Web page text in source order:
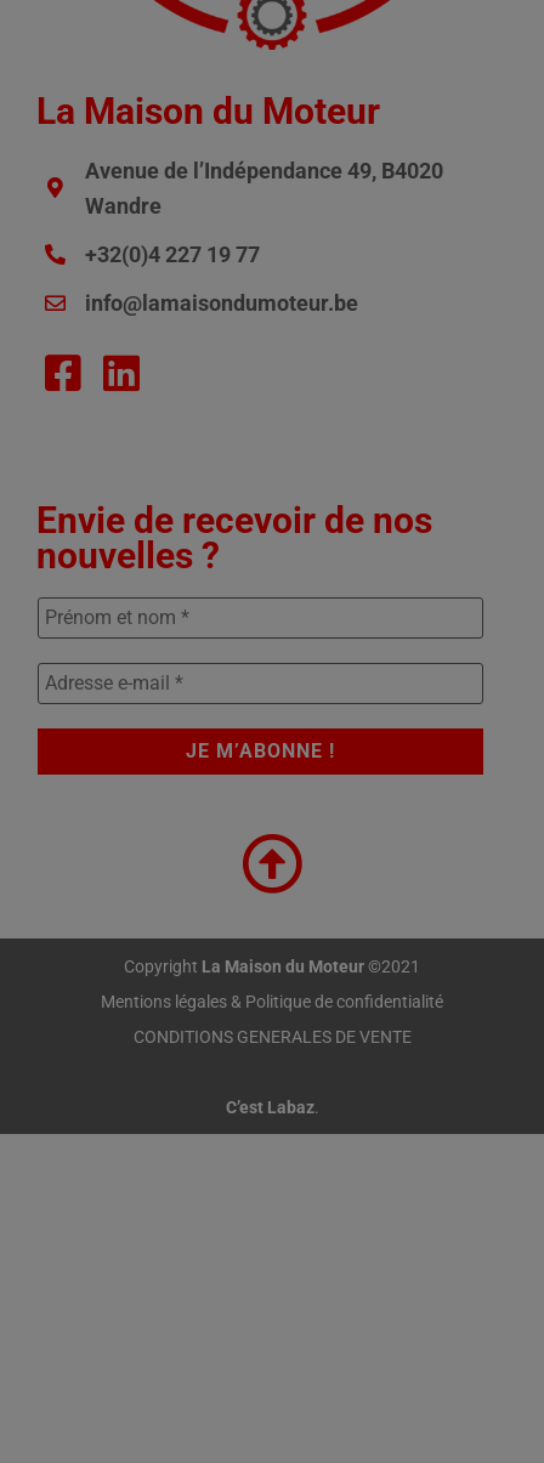
La Maison du Moteur
Avenue de l’Indépendance 49, B4020
Wandre
+32(0)4 227 19 77
info@lamaisondumoteur.be
Envie de recevoir de nos
nouvelles ?
Copyright La Maison du Moteur©2021
Mentions légales & Politique de confidentialité
CONDITIONS GENERALES DE VENTE
C’est Labaz.